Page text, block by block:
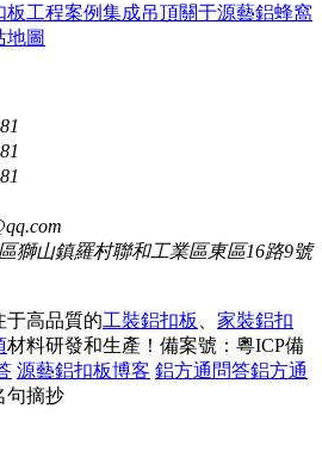
板工程案例集成吊頂關于源藝鋁蜂窩
地圖
獅山鎮羅村聯和工業區東區16路9號
于高品質的工裝鋁扣板
家裝鋁扣
材料研發和生產！ 備案號：粵ICP備
源藝鋁扣板博客 鋁方通問答鋁方通
句摘抄